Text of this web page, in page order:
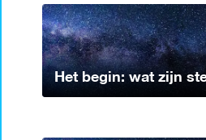
Het begin: wat zijn